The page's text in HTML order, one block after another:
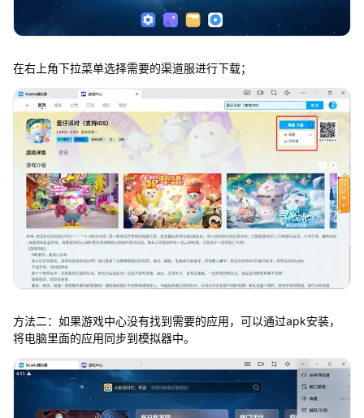
在右上角下拉菜单选择需要的渠道服进行下载；
方法二：如果游戏中心没有找到需要的应用，可以通过apk安装，
将电脑里面的应用同步到模拟器中。